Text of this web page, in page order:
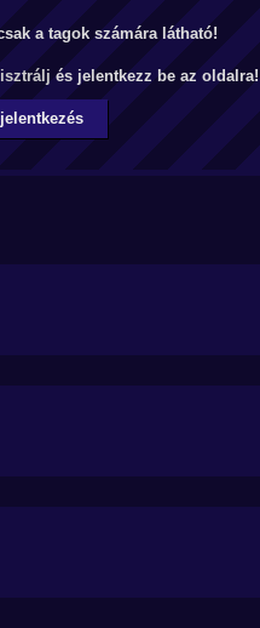
a tagok számára látható!
és jelentkezz be az oldalra!